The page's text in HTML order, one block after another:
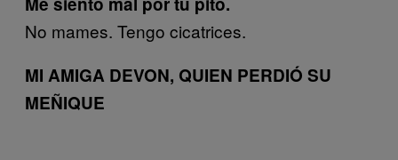
No mames. Tengo cicatrices.
MI AMIGA DEVON, QUIEN PERDIÓ SU
MEÑIQUE